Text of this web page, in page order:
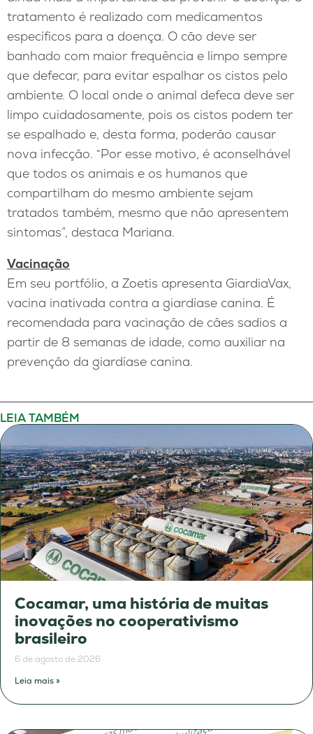
tratamento é realizado com medicamentos
específicos para a doença. O cão deve ser
banhado com maior frequência e limpo sempre
que defecar, para evitar espalhar os cistos pelo
ambiente. O local onde o animal defeca deve ser
limpo cuidadosamente, pois os cistos podem ter
se espalhado e, desta forma, poderão causar
nova infecção. “Por esse motivo, é aconselhável
que todos os animais e os humanos que
compartilham do mesmo ambiente sejam
tratados também, mesmo que não apresentem
sintomas”, destaca Mariana.
Vacinação
Em seu portfólio, a Zoetis apresenta GiardiaVax,
vacina inativada contra a giardíase canina. É
recomendada para vacinação de cães sadios a
partir de 8 semanas de idade, como auxiliar na
prevenção da giardíase canina.
LEIA TAMBÉM
Cocamar, uma história de muitas
inovações no cooperativismo
brasileiro
6 de agosto de 2026
Leia mais »